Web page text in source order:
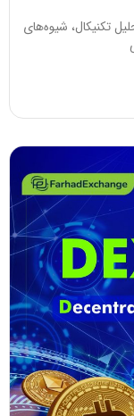
تکنیکال، شیوه‌های